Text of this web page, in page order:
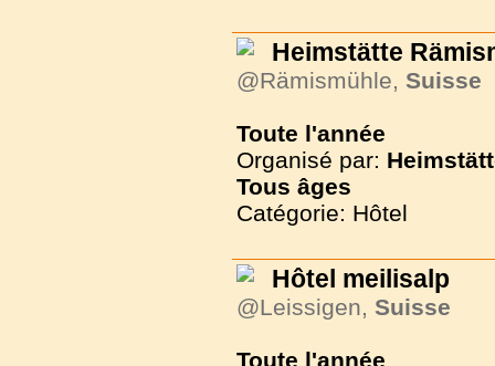
Heimstätte
@Rämismühle, Suisse
Toute l'année
Organisé par:
Tous âges
Catégorie: Hôtel
Hôtel meilisalp
@Leissigen, Suisse
Toute l'année